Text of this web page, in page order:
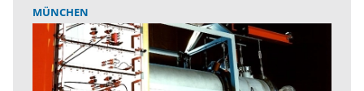
MÜNCHEN